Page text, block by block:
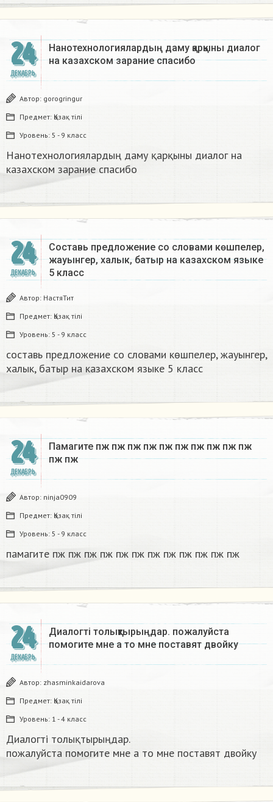
24
ДЕКАБРЬ
Нанотехнологиялардың даму қарқыны диалог
на казахском зарание спасибо
Автор: gorogringur
Предмет: Қазақ тiлi
Уровень: 5 - 9 класс
Нанотехнологиялардың даму қарқыны диалог на
казахском зарание спасибо
24
ДЕКАБРЬ
Составь предложение со словами көшпелер,
жауынгер, халык, батыр на казахском языке
5 класс​
Автор: НастяТит
Предмет: Қазақ тiлi
Уровень: 5 - 9 класс
составь предложение со словами көшпелер, жауынгер,
халык, батыр на казахском языке 5 класс​
24
ДЕКАБРЬ
Памагите пж пж пж пж пж пж пж пж пж пж
пж пж​
Автор: ninja0909
Предмет: Қазақ тiлi
Уровень: 5 - 9 класс
памагите пж пж пж пж пж пж пж пж пж пж пж пж​
24
ДЕКАБРЬ
Диалогті толықтырыңдар. пожалуйста
помогите мне а то мне поставят двойку​
Автор: zhasminkaidarova
Предмет: Қазақ тiлi
Уровень: 1 - 4 класс
Диалогті толықтырыңдар.
пожалуйста помогите мне а то мне поставят двойку​